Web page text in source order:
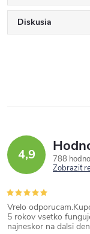
Diskusia
4,9
788
Zobraziť
Vrelo
5 rokov vsetko
najneskor na dalsi